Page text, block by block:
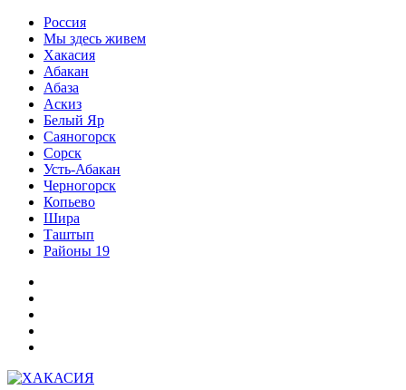
Перейти
содержимому
Россия
Мы здесь живем
Хакасия
Абакан
Абаза
Аскиз
Белый Яр
Саяногорск
Сорск
Усть-Абакан
Черногорск
Копьево
Шира
Таштып
Районы 19